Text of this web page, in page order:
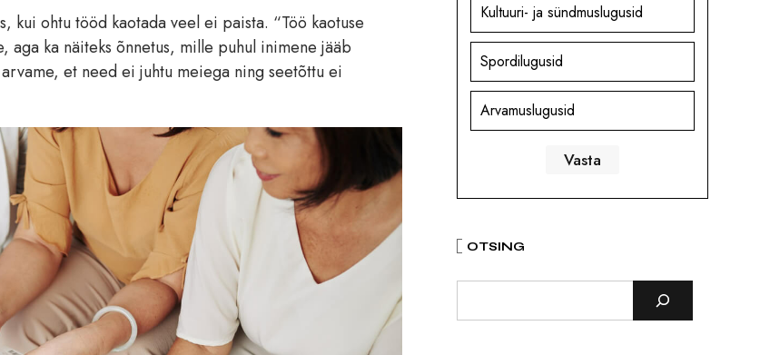
kui ohtu tööd kaotada veel ei paista. “Töö kaotuse
ka näiteks õnnetus, mille puhul inimene jääb
et need ei juhtu meiega ning seetõttu ei
Kultuuri- ja sündmuslugusid
Spordilugusid
Arvamuslugusid
OTSING